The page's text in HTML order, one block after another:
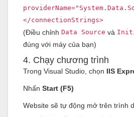
providerName=
</connectionStrings>
(Điều chỉnh Data Source và
đúng với máy của bạn)
4. Chạy chương trình
Trong Visual Studio, chọn IIS
Nhấn Start (F5)
Website sẽ tự động mở trên trình